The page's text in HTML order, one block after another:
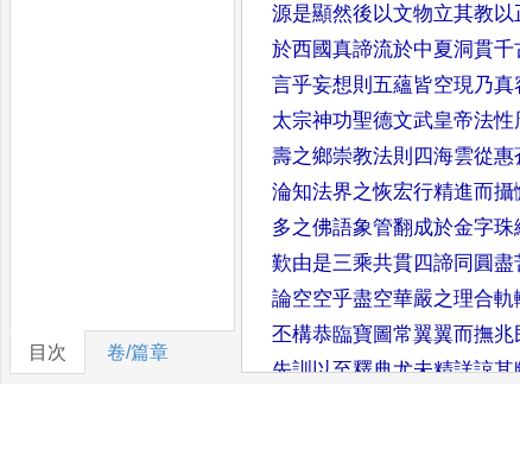
目次 卷/篇章
源是顯然後以文物立其教
於西國真諦流於中夏洞貫
言乎妄想則 五蘊皆空現乃
太宗神功聖德文武皇帝法性
壽之鄉崇教法則四海雲從惠
淪知法界之恢宏行精進而攝
多之佛語象管翻成於金字
歎由是三乘共貫四諦同圓盡
論空空乎盡空華嚴之理合軌
丕構恭臨寶圖常翼翼而撫兆
先訓以至釋典尤未精詳諒其